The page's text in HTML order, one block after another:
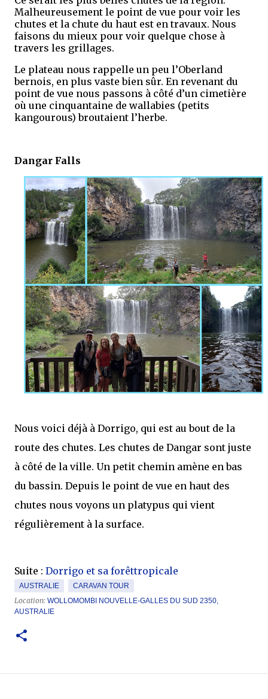
Malheureusement le point de vue pour voir les
chutes et la chute du haut est en travaux. Nous
faisons du mieux pour voir quelque chose à
travers les grillages.
Le plateau nous rappelle un peu l’Oberland
bernois, en plus vaste bien sûr. En revenant du
point de vue nous passons à côté d’un cimetière
où une cinquantaine de wallabies (petits
kangourous) broutaient l’herbe.
Dangar Falls
Nous voici déjà à Dorrigo, qui est au bout de la
route des chutes. Les chutes de Dangar sont juste
à côté de la ville. Un petit chemin amène en bas
du bassin. Depuis le point de vue en haut des
chutes nous voyons un platypus qui vient
régulièrement à la surface.
Suite : Dorrigo et sa forêttropicale
AUSTRALIE CARAVAN TOUR
Location: WOLLOMOMBI NOUVELLE-GALLES DU SUD 2350,
AUSTRALIE